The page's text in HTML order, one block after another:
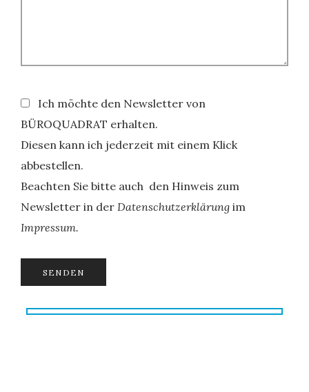
Ich möchte den Newsletter von
BÜROQUADRAT erhalten.
Diesen kann ich jederzeit mit einem Klick
abbestellen.
Beachten Sie bitte auch den Hinweis zum
Newsletter in der Datenschutzerklärung im
Impressum.